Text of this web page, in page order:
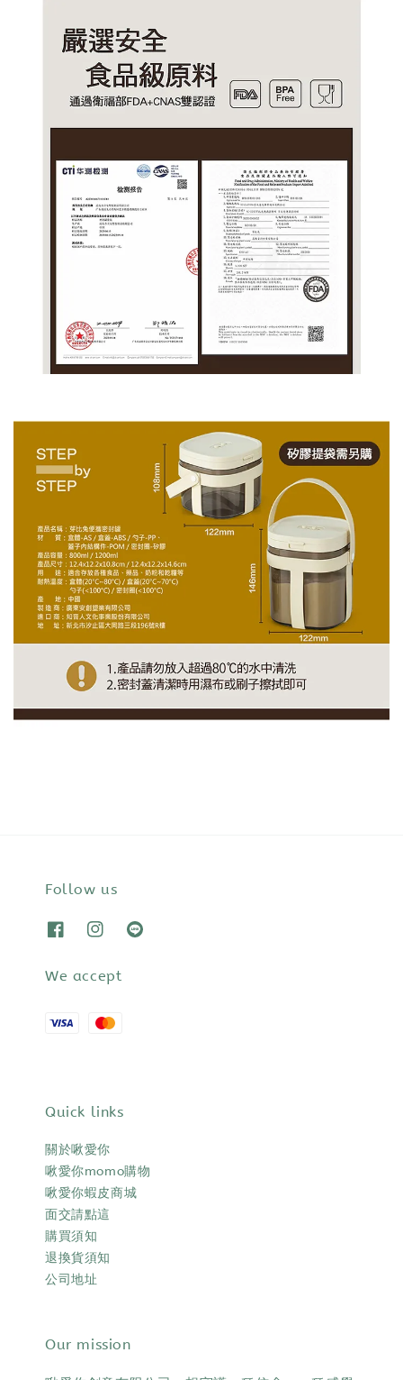
Follow us
We accept
Quick links
關於啾愛你
啾愛你momo購物
啾愛你蝦皮商城
面交請點這
購買須知
退換貨須知
公司地址
Our mission